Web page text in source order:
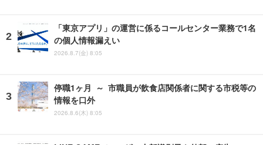
「東京アプリ」の運営に係るコールセンター業務で1名
の個人情報漏えい
2026.8.7(金) 8:05
停職1ヶ月 ～ 市職員が飲食店関係者に関する市税等の
情報を口外
2026.8.6(木) 8:05